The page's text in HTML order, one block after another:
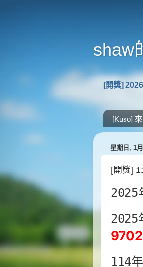
shaw
[開獎]
[Kuso]
星期日, 1
[開獎]
2025
2025
114